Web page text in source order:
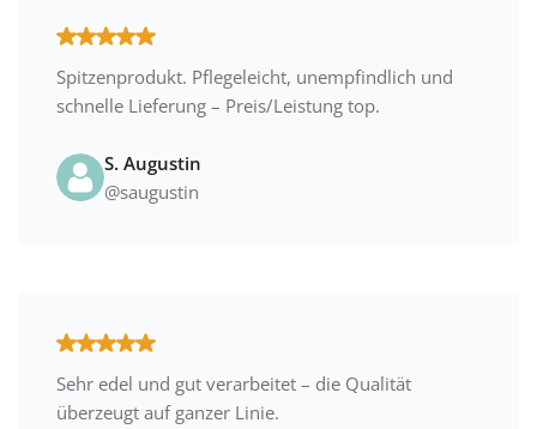
Spitzenprodukt. Pflegeleicht, unempfindlich und
schnelle Lieferung – Preis/Leistung top.
S. Augustin
@saugustin
Sehr edel und gut verarbeitet – die Qualität
überzeugt auf ganzer Linie.